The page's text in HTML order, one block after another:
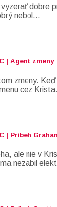
vyzerať dobre
nebol…
| Agent zmeny
zmeny.
cez Krista.
| Príbeh
ale nie v
nezabil